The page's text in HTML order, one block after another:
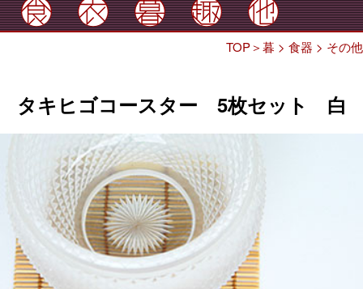
TOP＞暮 > 食器 > その他
タキヒゴコースター 5枚セット 白